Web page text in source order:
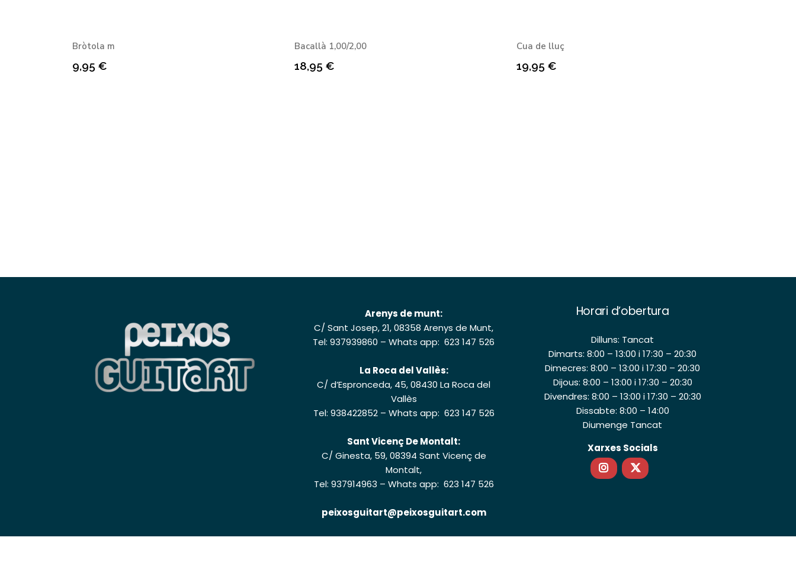
Bròtola m
9,95 €
Bacallà 1,00/2,00
18,95 €
Cua de lluç
19,95 €
Arenys de munt:
C/ Sant Josep, 21, 08358 Arenys de Munt,
Tel: 937939860 –Whats app: 623 147 526
La Roca del Vallès:
C/ d’Espronceda, 45, 08430 La Roca del
Vallès
Tel: 938422852– Whats app: 623 147 526
Sant Vicenç De Montalt:
C/ Ginesta, 59, 08394 Sant Vicenç de
Montalt,
Tel: 937914963 – Whats app: 623 147 526
peixosguitart@peixosguitart.com
Horari d’obertura
Dilluns: Tancat
Dimarts: 8:00 – 13:00 i 17:30 – 20:30
Dimecres: 8:00 – 13:00 i 17:30 – 20:30
Dijous: 8:00 – 13:00 i 17:30 – 20:30
Divendres: 8:00 – 13:00 i 17:30 – 20:30
Dissabte: 8:00 – 14:00
Diumenge Tancat
Xarxes Socials